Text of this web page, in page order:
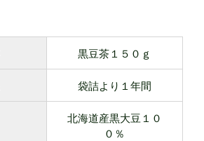
黒豆茶１５０ｇ
袋詰より１年間
北海道産黒大豆１０
０％